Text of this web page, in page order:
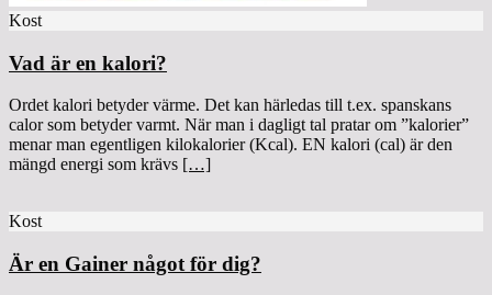
Kost
Vad är en kalori?
Ordet kalori betyder värme. Det kan härledas till t.ex. spanskans
calor som betyder varmt. När man i dagligt tal pratar om ”kalorier”
menar man egentligen kilokalorier (Kcal). EN kalori (cal) är den
mängd energi som krävs […]
Kost
Är en Gainer något för dig?